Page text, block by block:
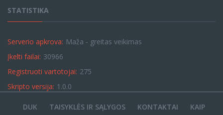
STATISTIKA
Serverio apkrova: Maža - greitas veikimas
Įkelti failai: 30966
Registruoti vartotojai: 275
Skripto versija: 1.0.0
DUK TAISYKLĖS IR SĄLYGOS KONTAKTAI KAIP